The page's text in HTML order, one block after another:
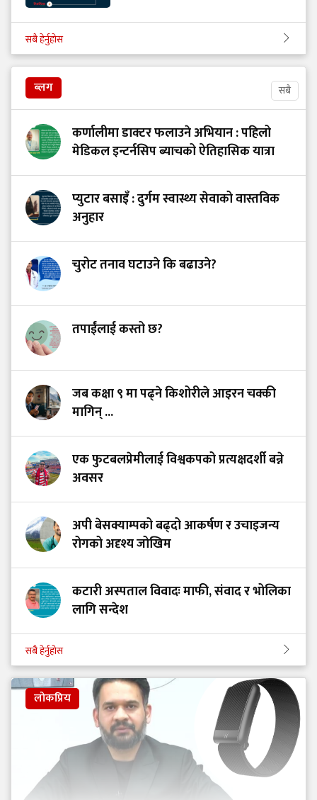
सबै हेर्नुहोस
ब्लग सबै
कर्णालीमा डाक्टर फलाउने अभियान : पहिलो
मेडिकल इन्टर्नसिप ब्याचको ऐतिहासिक यात्रा
प्युटार बसाइँ : दुर्गम स्वास्थ्य सेवाको वास्तविक
अनुहार
चुरोट तनाव घटाउने कि बढाउने?
तपाईंलाई कस्तो छ?
जब कक्षा ९ मा पढ्ने किशोरीले आइरन चक्की
मागिन् ...
एक फुटबलप्रेमीलाई विश्वकपको प्रत्यक्षदर्शी बन्ने
अवसर
अपी बेसक्याम्पको बढ्दो आकर्षण र उचाइजन्य
रोगको अदृश्य जोखिम
कटारी अस्पताल विवादः माफी, संवाद र भोलिका
लागि सन्देश
सबै हेर्नुहोस
लोकप्रिय